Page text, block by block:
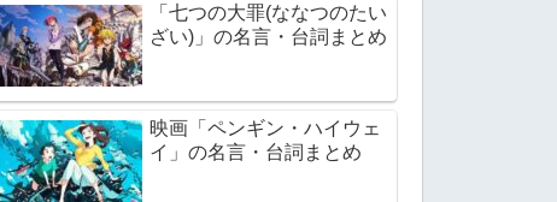
「七つの大罪(ななつのたい
ざい)」の名言・台詞まとめ
映画「ペンギン・ハイウェ
イ」の名言・台詞まとめ